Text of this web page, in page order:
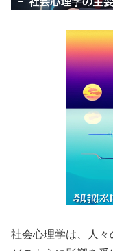
社会心理学は、人